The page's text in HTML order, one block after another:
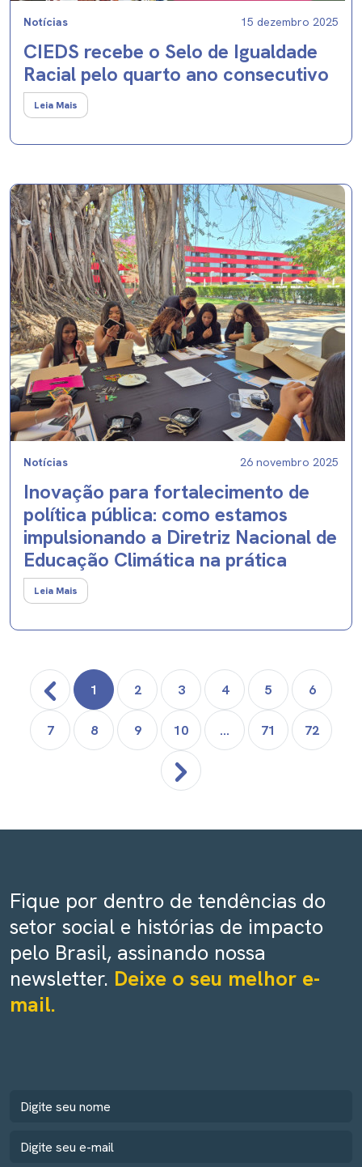
Notícias 15 dezembro 2025
CIEDS recebe o Selo de Igualdade
Racial pelo quarto ano consecutivo
Leia Mais
Notícias 26 novembro 2025
Inovação para fortalecimento de
política pública: como estamos
impulsionando a Diretriz Nacional de
Educação Climática na prática
Leia Mais
1 2 3 4 5 6
7 8 9 10 ... 71 72
Fique por dentro de tendências do
setor social e histórias de impacto
pelo Brasil, assinando nossa
newsletter. Deixe o seu melhor e-
mail.